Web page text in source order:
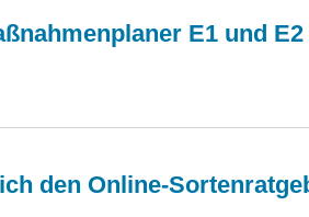
E1 und E2
den Online-